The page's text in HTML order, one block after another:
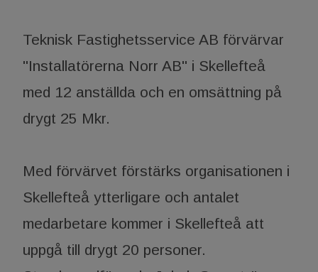
Teknisk Fastighetsservice AB förvärvar
"Installatörerna Norr AB" i Skellefteå
med 12 anställda och en omsättning på
drygt 25 Mkr.
Med förvärvet förstärks organisationen i
Skellefteå ytterligare och antalet
medarbetare kommer i Skellefteå att
uppgå till drygt 20 personer.